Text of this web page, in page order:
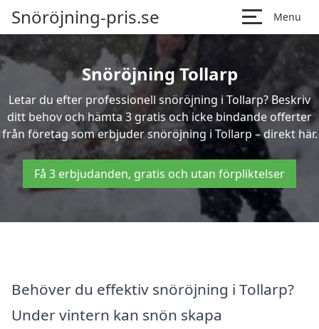
Snöröjning-pris.se Menu
Snöröjning Tollarp
Letar du efter professionell snöröjning i Tollarp? Beskriv
ditt behov och hämta 3 gratis och icke bindande offerter
från företag som erbjuder snöröjning i Tollarp – direkt här.
Få 3 erbjudanden, gratis och utan förpliktelser
Behöver du effektiv snöröjning i Tollarp?
Under vintern kan snön skapa